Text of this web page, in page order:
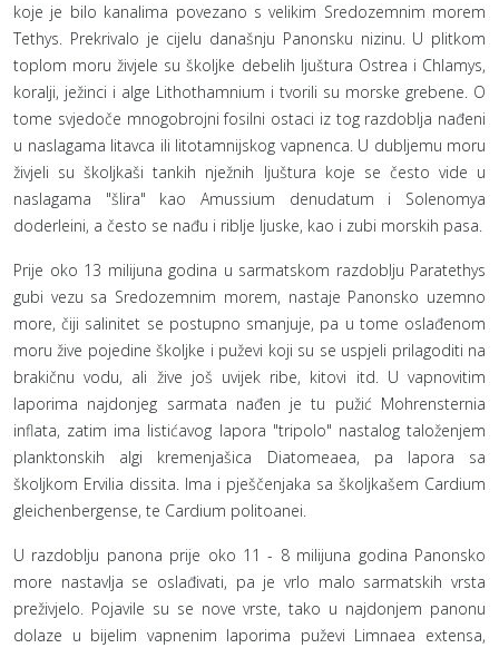
koje je bilo kanalima povezano s velikim Sredozemnim morem
Tethys. Prekrivalo je cijelu današnju Panonsku nizinu. U plitkom
toplom moru živjele su školjke debelih ljuštura Ostrea i Chlamys,
koralji, ježinci i alge Lithothamnium i tvorili su morske grebene. O
tome svjedoče mnogobrojni fosilni ostaci iz tog razdoblja nađeni
u naslagama litavca ili litotamnijskog vapnenca. U dubljemu moru
živjeli su školjkaši tankih nježnih ljuštura koje se često vide u
naslagama "šlira" kao Amussium denudatum i Solenomya
doderleini, a često se nađu i riblje ljuske, kao i zubi morskih pasa.
Prije oko 13 milijuna godina u sarmatskom razdoblju Paratethys
gubi vezu sa Sredozemnim morem, nastaje Panonsko uzemno
more, čiji salinitet se postupno smanjuje, pa u tome oslađenom
moru žive pojedine školjke i puževi koji su se uspjeli prilagoditi na
brakičnu vodu, ali žive još uvijek ribe, kitovi itd. U vapnovitim
laporima najdonjeg sarmata nađen je tu pužić Mohrensternia
inflata, zatim ima listićavog lapora "tripolo" nastalog taloženjem
planktonskih algi kremenjašica Diatomeaea, pa lapora sa
školjkom Ervilia dissita. Ima i pješčenjaka sa školjkašem Cardium
gleichenbergense, te Cardium politoanei.
U razdoblju panona prije oko 11 - 8 milijuna godina Panonsko
more nastavlja se oslađivati, pa je vrlo malo sarmatskih vrsta
preživjelo. Pojavile su se nove vrste, tako u najdonjem panonu
dolaze u bijelim vapnenim laporima puževi Limnaea extensa,